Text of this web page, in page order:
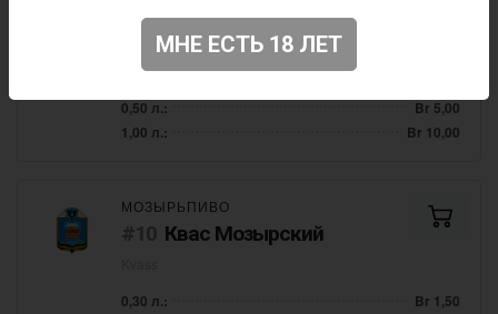
Чешское Барное
Lager - Pale• 4,6% ABV
0,50 л.:
Br 5,00
1,00 л.:
Br 10,00
МОЗЫРЬПИВО
Квас Мозырский
0,30 л.:
Br 1,50
МНЕ ЕСТЬ 18 ЛЕТ